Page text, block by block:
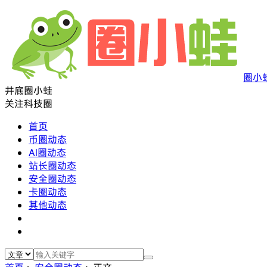
圈小
井底圈小蛙
关注科技圈
首页
币圈动态
AI圈动态
站长圈动态
安全圈动态
卡圈动态
其他动态